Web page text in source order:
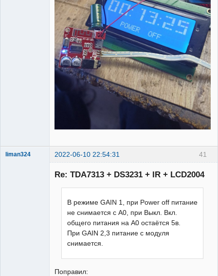
41
liman324 2022-06-10 22:54:31
Re: TDA7313 + DS3231 + IR + LCD2004
В режиме GAIN 1, при Power off питание
не снимается с А0, при Выкл. Вкл.
общего питания на А0 остаётся 5в.
При GAIN 2,3 питание с модуля
снимается.
Поправил: